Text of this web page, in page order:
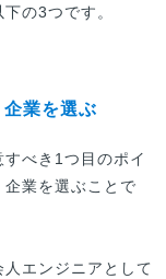
の3つです。
業を選ぶ
べき1つ目のポイ
業を選ぶことで
エンジニアとして